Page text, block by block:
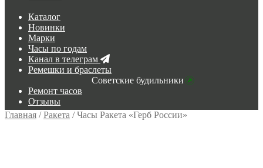
Каталог
Новинки
Марки
Часы по годам
Канал в телеграм
Ремешки и браслеты
Советские будильники
Ремонт часов
Отзывы
Главная /Ракета /Часы Ракета «Герб России»